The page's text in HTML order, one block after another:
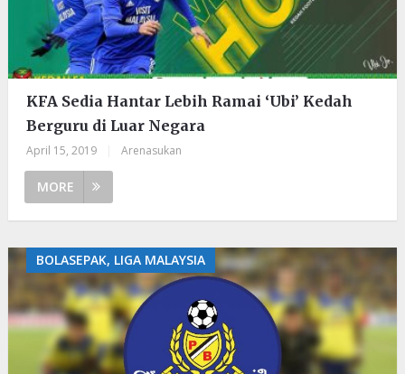
KFA Sedia Hantar Lebih Ramai ‘Ubi’ Kedah
Berguru di Luar Negara
April 15, 2019 Arenasukan
MORE
BOLASEPAK, LIGA MALAYSIA